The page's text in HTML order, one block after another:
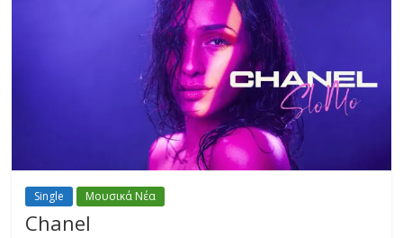
Single Μουσικά Νέα
Chanel